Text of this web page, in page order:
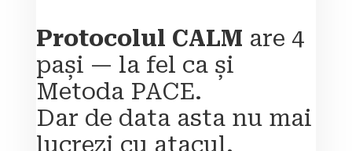
Protocolul CALM are 4
pași — la fel ca și
Metoda PACE.
Dar de data asta nu mai
lucrezi cu atacul.